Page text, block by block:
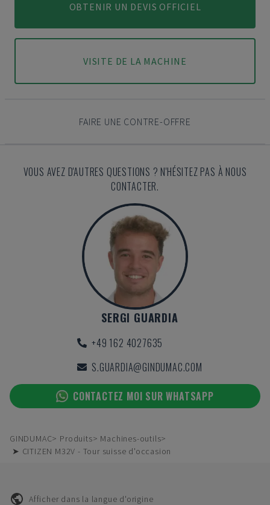
OBTENIR UN DEVIS OFFICIEL
VISITE DE LA MACHINE
FAIRE UNE CONTRE-OFFRE
VOUS AVEZ D'AUTRES QUESTIONS ? N'HÉSITEZ PAS À NOUS
CONTACTER.
SERGI GUARDIA
+49 162 4027635
S.GUARDIA@GINDUMAC.COM
CONTACTEZ MOI SUR WHATSAPP
GINDUMAC Produits
Machines-outils
➤ CITIZEN M32V - Tour suisse d'occasion
Afficher dans la langue d'origine